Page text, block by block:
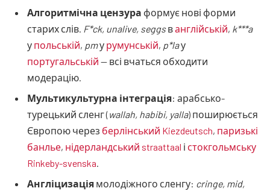
Алгоритмічна цензура формує нові форми
старих слів. F*ck, unalive, seggsванглійській, k***a
у польській, pmу румунській, p*laу
португальській — всі вчаться обходити
модерацію.
Мультикультурна інтеграція: арабсько-
турецький сленг (wallah, habibi, yalla) поширюється
Європою через берлінський Kiezdeutsch, паризькі
банлье, нідерландський straattaal і стокгольмську
Rinkeby-svenska
Англіцизація молодіжного сленгу: cringe, mid,